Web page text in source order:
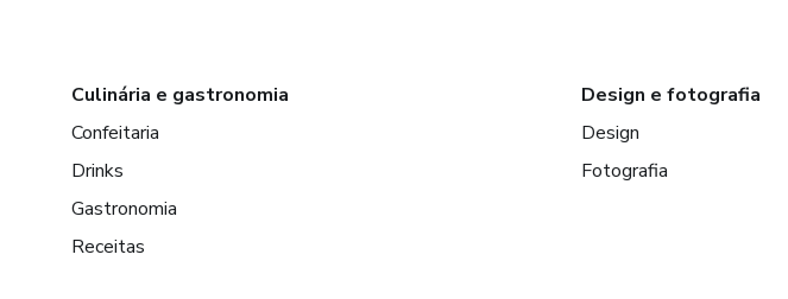
Culinária e gastronomia
Confeitaria
Drinks
Gastronomia
Receitas
Design e fotografia
Design
Fotografia